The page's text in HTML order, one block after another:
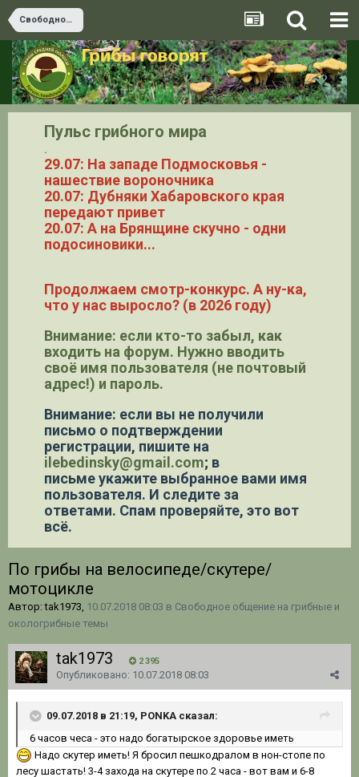
Свободное общение на грибные и окологрибные темы
Пульс грибного мира
.
29.07: На западе Подмосковья -
нашествие вороночника
20.07: Дубняки Хабаровского края
передают привет
20.07: А на Брянщине скучно - одни
подосиновики...
Продолжаем смотр-конкурс. А ну-ка,
что у нас выросло? (в 2026 году)
Внимание: если кто-то забыл, как
входить на форум. Нужно вводить
своё имя пользователя (не почтовый
адрес!) и пароль.
Внимание: если вы не получили
письмо о подтверждении
регистрации, пишите на
ilebedinsky@gmail.com; в
письме укажите выбранное вами имя
пользователя. И следите за
ответами. Спам проверяйте, это вот
всё.
По грибы на велосипеде/скутере/
мотоцикле
Автор: tak1973, 10.07.2018 08:03 в Свободное общение на грибные и
окологрибные темы
tak1973 2 395
Опубликовано: 10.07.2018 08:03
09.07.2018 в 21:19, PONKA сказал:
6 часов чеса - это надо богатырское здоровье иметь
Надо скутер иметь! Я бросил пешкодралом в нон-стопе по
лесу шастать! 3-4 захода на скутере по 2 часа - вот вам и 6-8